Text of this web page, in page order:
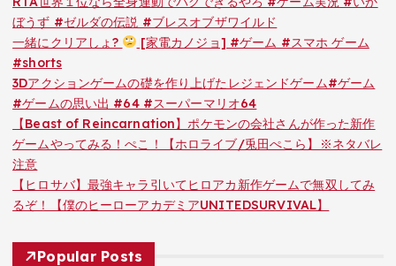
ぼうず #ゼルダの伝説 #ブレスオブザワイルド
一緒にクリアしょ?
[家電カノジョ] #ゲーム #スマホ ゲーム
#shorts
3Dアクションゲームの礎を作り上げたレジェンドゲーム#ゲーム
#ゲームの思い出 #64 #スーパーマリオ64
【Beast of Reincarnation】ポケモンの会社さんが作った新作
ゲームやってみる！ぺこ！【ホロライブ/兎田ぺこら】※ネタバレ
注意
【ヒロサバ】最強キャラ引いてヒロアカ新作ゲームで無双してみ
るぞ！【僕のヒーローアカデミアUNITEDSURVIVAL】
Popular Posts